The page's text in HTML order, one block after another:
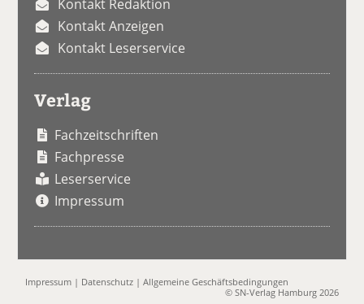
Kontakt Redaktion
Kontakt Anzeigen
Kontakt Leserservice
Verlag
Fachzeitschriften
Fachpresse
Leserservice
Impressum
Impressum | Datenschutz |Allgemeine Geschäftsbedingungen
© SN-Verlag Hamburg 2026